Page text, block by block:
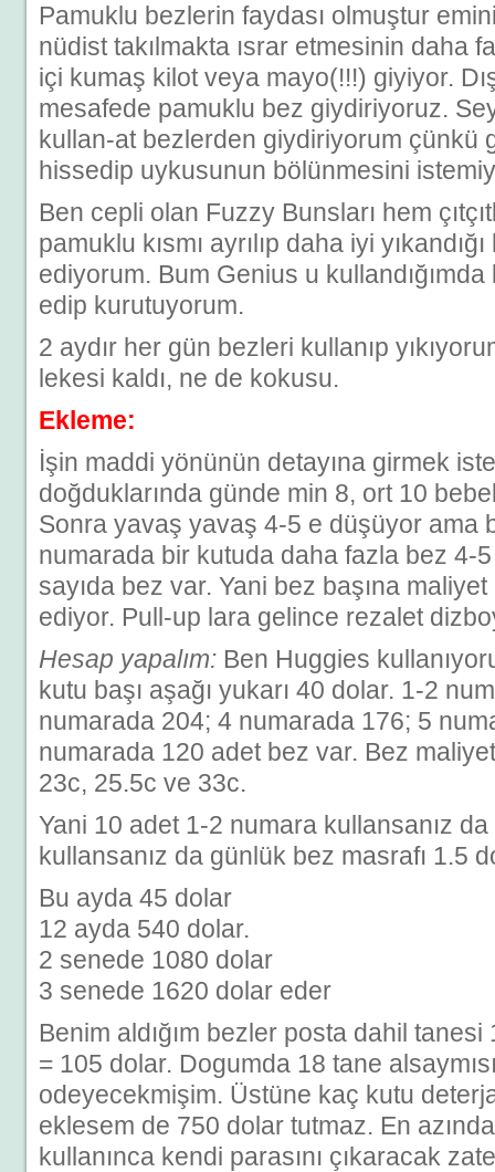
Pamuklu bezlerin faydası olmuştur
nüdist takılmakta ısrar etmesinin daha
içi kumaş kilot veya mayo(!!!) giyiyor.
mesafede pamuklu bez giydiriyoruz.
kullan-at bezlerden giydiriyorum çünkü
hissedip uykusunun bölünmesini
Ben cepli olan Fuzzy Bunsları hem
pamuklu kısmı ayrılıp daha iyi
ediyorum. Bum Genius u
edip kurutuyorum.
2 aydır her gün bezleri kullanıp
lekesi kaldı, ne de kokusu.
Ekleme:
İşin maddi yönünün detayına girmek
doğduklarında günde min 8, ort 10
Sonra yavaş yavaş 4-5 e düşüyor ama
numarada bir kutuda daha fazla bez 4-
sayıda bez var. Yani bez başına
ediyor. Pull-up lara gelince rezalet
Hesap yapalım: Ben Huggies
kutu başı aşağı yukarı 40 dolar. 1-2
numarada 204; 4 numarada 176; 5
numarada 120 adet bez var. Bez
23c, 25.5c ve 33c.
Yani 10 adet 1-2 numara kullansanız
kullansanız da günlük bez masrafı 1.5
Bu ayda 45 dolar
12 ayda 540 dolar.
2 senede 1080 dolar
3 senede 1620 dolar eder
Benim aldığım bezler posta dahil tanesi
= 105 dolar. Dogumda 18 tane
odeyecekmişim. Üstüne kaç kutu
eklesem de 750 dolar tutmaz. En
kullanınca kendi parasını çıkaracak